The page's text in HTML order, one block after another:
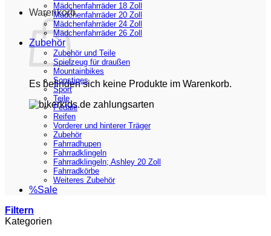
Warenkorb
Es befinden sich keine Produkte im Warenkorb.
Mädchenfahrräder 18 Zoll
Mädchenfahrräder 20 Zoll
Mädchenfahrräder 24 Zoll
Mädchenfahrräder 26 Zoll
Zubehör
Zubehör und Teile
Spielzeug für draußen
Mountainbikes
Sonstiges
Sport
Teile
Pedale
Reifen
Vorderer und hinterer Träger
Zubehör
Fahrradhupen
Fahrradklingeln
Fahrradklingeln; Ashley 20 Zoll
Fahrradkörbe
Weiteres Zubehör
%Sale
Filtern
Kategorien